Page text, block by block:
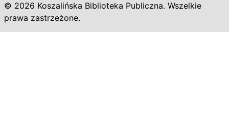
© 2026 Koszalińska Biblioteka Publiczna. Wszelkie
prawa zastrzeżone.